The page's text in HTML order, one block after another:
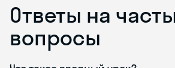
Ответы на
вопросы